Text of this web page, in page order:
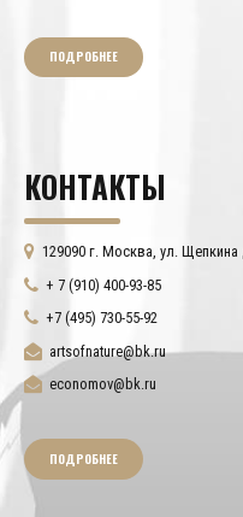
ПОДРОБНЕЕ
КОНТАКТЫ
129090 г. Москва, ул. Щепкина
+ 7 (910) 400-93-85
+7 (495) 730-55-92
artsofnature@bk.ru
economov@bk.ru
ПОДРОБНЕЕ